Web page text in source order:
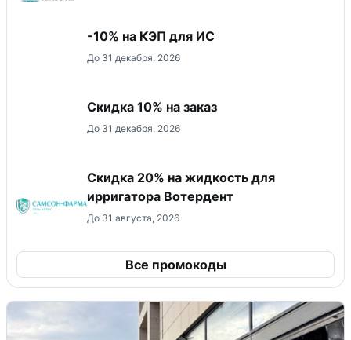
-10% на КЭП для ИС
До 31 декабря, 2026
Скидка 10% на заказ
До 31 декабря, 2026
Скидка 20% на жидкость для
ирригатора Вотердент
До 31 августа, 2026
Все промокоды